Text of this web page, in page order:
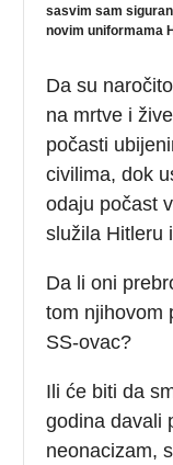
sasvim sam
novim uniformama
Da su
na mrtve i
počasti
civilima, dok
odaju počast
služila Hitleru
Da li oni
tom njihovom
SS-ovac?
Ili će biti da
godina davali
neonacizam,